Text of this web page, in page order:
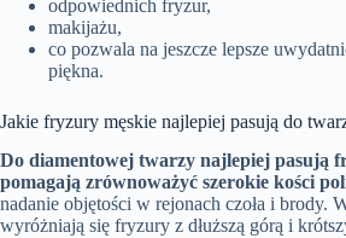
odpowiednich fryzur,
makijażu,
co pozwala na jeszcze lepsze
piękna.
Jakie fryzury męskie najlepiej pasują do
Do diamentowej twarzy najlepiej pasują
pomagają zrównoważyć szerokie kości
nadanie objętości w rejonach czoła i brody.
wyróżniają się fryzury z dłuższą górą i